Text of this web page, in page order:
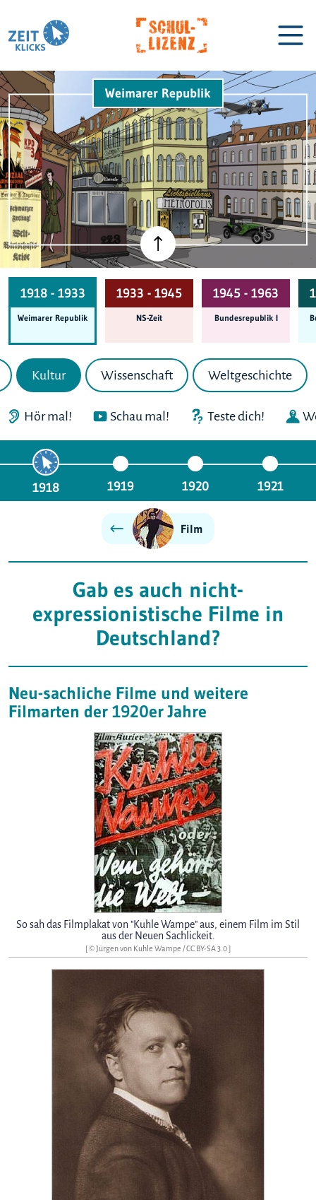
Biographien Lexikon
Weimarer Republik
1918 - 1933
Weimarer Republik
1933 - 1945
NS-Zeit
1945 - 1963
Bundes­republik I
Kultur Wissenschaft Weltgeschichte
Hör mal! Schau mal! Teste dich!
1918 1919 1920 1921
Film
Gab es auch nicht-
expressionistische Filme in
Deutschland?
Neu-sachliche Filme und weitere
Filmarten der 1920er Jahre
So sah das Filmplakat von "Kuhle Wampe" aus, einem Film im Stil
aus der Neuen Sachlickeit.
[ © Jürgen von Kuhle Wampe /CC BY-SA 3.0]